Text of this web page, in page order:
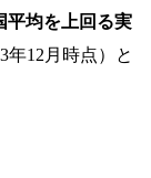
平均を上回る実
年12月時点）と